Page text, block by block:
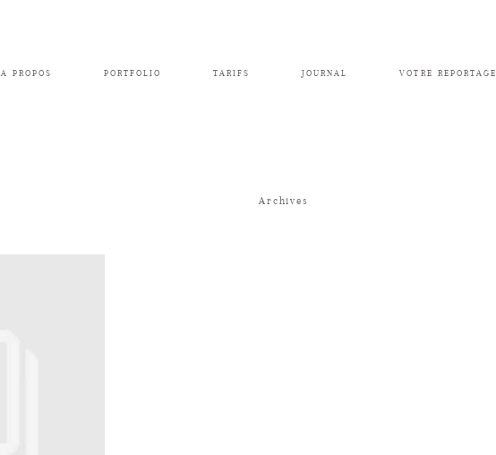
A PROPOS PORTFOLIO TARIFS JOURNAL VOTRE REPORTAGE
Archives